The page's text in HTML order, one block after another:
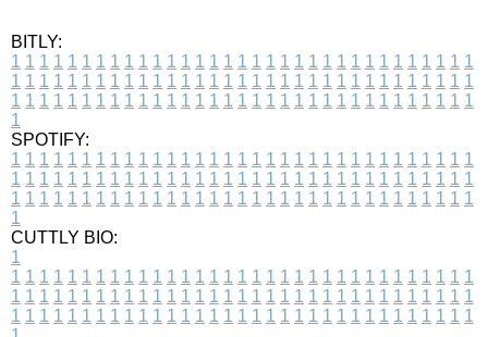
BITLY:
1 1 1 1 1 1 1 1 1 1 1 1 1 1 1 1 1 1 1 1 1 1 1 1 1 1 1 1 1 1 1 1 1
1 1 1 1 1 1 1 1 1 1 1 1 1 1 1 1 1 1 1 1 1 1 1 1 1 1 1 1 1 1 1 1 1
1 1 1 1 1 1 1 1 1 1 1 1 1 1 1 1 1 1 1 1 1 1 1 1 1 1 1 1 1 1 1 1 1
1
SPOTIFY:
1 1 1 1 1 1 1 1 1 1 1 1 1 1 1 1 1 1 1 1 1 1 1 1 1 1 1 1 1 1 1 1 1
1 1 1 1 1 1 1 1 1 1 1 1 1 1 1 1 1 1 1 1 1 1 1 1 1 1 1 1 1 1 1 1 1
1 1 1 1 1 1 1 1 1 1 1 1 1 1 1 1 1 1 1 1 1 1 1 1 1 1 1 1 1 1 1 1 1
1
CUTTLY BIO:
1
1 1 1 1 1 1 1 1 1 1 1 1 1 1 1 1 1 1 1 1 1 1 1 1 1 1 1 1 1 1 1 1 1
1 1 1 1 1 1 1 1 1 1 1 1 1 1 1 1 1 1 1 1 1 1 1 1 1 1 1 1 1 1 1 1 1
1 1 1 1 1 1 1 1 1 1 1 1 1 1 1 1 1 1 1 1 1 1 1 1 1 1 1 1 1 1 1 1 1